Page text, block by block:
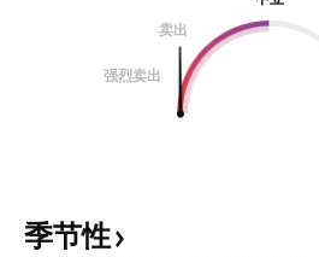
卖出
强烈卖出
季节性